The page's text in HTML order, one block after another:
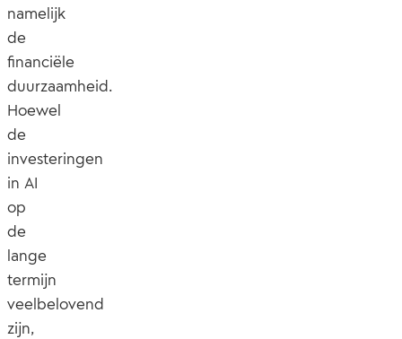
namelijk
de
financiële
duurzaamheid.
Hoewel
de
investeringen
in AI
op
de
lange
termijn
veelbelovend
zijn,